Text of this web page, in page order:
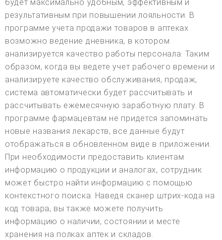
будет максимально удобным, эффективным и
результативным при повышении лояльности. В
программе учета продажи товаров в аптеках
возможно ведение дневника, в котором
анализируется качество работы персонала. Таким
образом, когда вы ведете учет рабочего времени и
анализируете качество обслуживания, продаж,
система автоматически будет рассчитывать и
рассчитывать ежемесячную заработную плату. В
программе фармацевтам не придется запоминать
новые названия лекарств, все данные будут
отображаться в обновленном виде в приложении.
При необходимости предоставить клиентам
информацию о продукции и аналогах, сотрудник
может быстро найти информацию с помощью
контекстного поиска. Наведя сканер штрих-кода на
код товара, вы также можете получить
информацию о наличии, состоянии и месте
хранения на полках аптек и складов.